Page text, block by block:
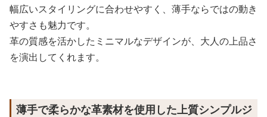
幅広いスタイリングに合わせやすく、薄手ならではの動き
やすさも魅力です。
革の質感を活かしたミニマルなデザインが、大人の上品さ
を演出してくれます。
薄手で柔らかな革素材を使用した上質シンプルジ